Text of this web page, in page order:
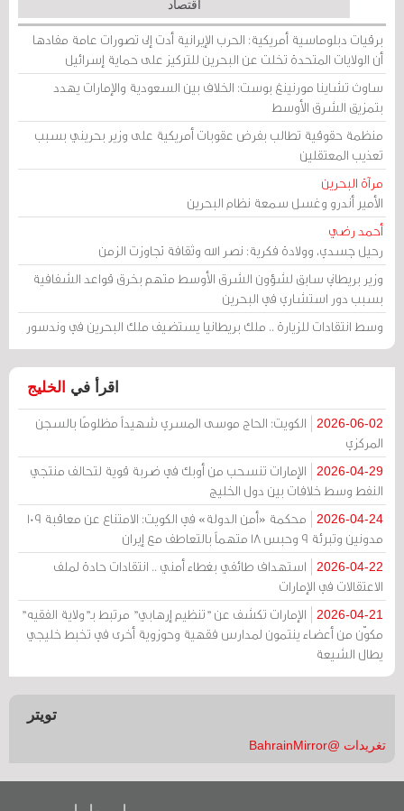
اقتصاد
برقيات دبلوماسية أمريكية: الحرب الإيرانية أدت إلى تصورات عامة مفادها
أن الولايات المتحدة تخلت عن البحرين للتركيز على حماية إسرائيل
ساوث تشاينا مورنينغ بوست: الخلاف بين السعودية والإمارات يهدد
بتمزيق الشرق الأوسط
منظمة حقوقية تطالب بفرض عقوبات أمريكية على وزير بحريني بسبب
تعذيب المعتقلين
مرآة البحرين
الأمير أندرو وغسل سمعة نظام البحرين
أحمد رضي
رحيل جسدي، وولادة فكرية: نصر الله وثقافة تجاوزت الزمن
وزير بريطاني سابق لشؤون الشرق الأوسط متهم بخرق قواعد الشفافية
بسبب دور استشاري في البحرين
وسط انتقادات للزيارة .. ملك بريطانيا يستضيف ملك البحرين في وندسور
اقرأ في الخليج
2026-06-02
الكويت: الحاج موسى المسري شهيداً مظلومًا بالسجن
المركزي
2026-04-29
الإمارات تنسحب من أوبك في ضربة قوية لتحالف منتجي
النفط وسط خلافات بين دول الخليج
2026-04-24
محكمة «أمن الدولة» في الكويت: الامتناع عن معاقبة 109
مدونين وتبرئة 9 وحبس 18 متهماً بالتعاطف مع إيران
2026-04-22
استهداف طائفي بغطاء أمني .. انتقادات حادة لملف
الاعتقالات في الإمارات
2026-04-21
الإمارات تكشف عن "تنظيم إرهابي" مرتبط بـ"ولاية الفقيه"
مكوّن من أعضاء ينتمون لمدارس فقهية وحوزوية أخرى في تخبط خليجي
يطال الشيعة
تويتر
تغريدات @BahrainMirror